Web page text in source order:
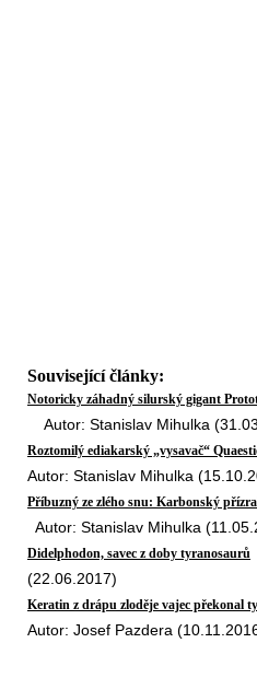
Související články:
Notoricky záhadný silurský gigant
Autor: Stanislav Mihulka
Roztomilý ediakarský „vysavač“
Autor: Stanislav Mihulka
Příbuzný ze zlého snu: Karbonský
Autor: Stanislav Mihulka
Didelphodon, savec z doby tyranosaurů
(22.06.2017)
Keratin z drápu zloděje vajec překonal
Autor: Josef Pazdera